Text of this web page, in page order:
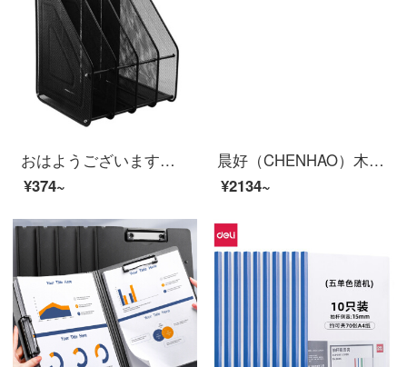
おはようございます。（CH）金属ファイルボックス四連ファイル欄鉄条網状資料棚9589黒
¥374~
晨好（CHENHAO）木质杂志架 报刊架 宣传资料展示架 五层 CH-6505
¥2134~